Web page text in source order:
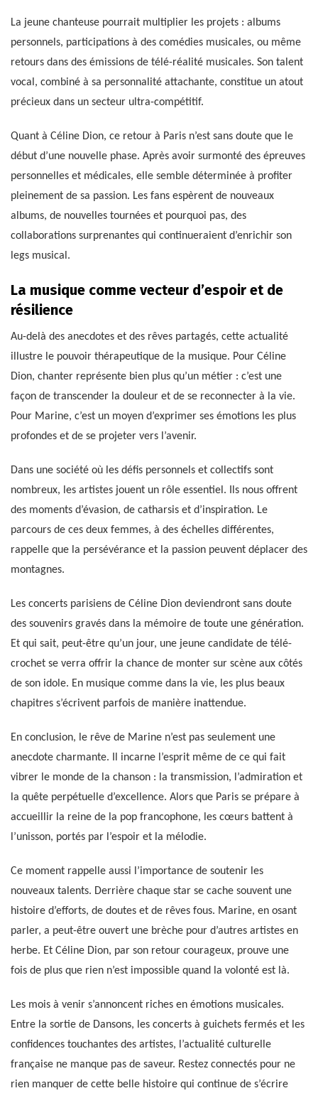
La jeune chanteuse pourrait multiplier les projets : albums
personnels, participations à des comédies musicales, ou même
retours dans des émissions de télé-réalité musicales. Son talent
vocal, combiné à sa personnalité attachante, constitue un atout
précieux dans un secteur ultra-compétitif.
Quant à Céline Dion, ce retour à Paris n’est sans doute que le
début d’une nouvelle phase. Après avoir surmonté des épreuves
personnelles et médicales, elle semble déterminée à profiter
pleinement de sa passion. Les fans espèrent de nouveaux
albums, de nouvelles tournées et pourquoi pas, des
collaborations surprenantes qui continueraient d’enrichir son
legs musical.
La musique comme vecteur d’espoir et de
résilience
Au-delà des anecdotes et des rêves partagés, cette actualité
illustre le pouvoir thérapeutique de la musique. Pour Céline
Dion, chanter représente bien plus qu’un métier : c’est une
façon de transcender la douleur et de se reconnecter à la vie.
Pour Marine, c’est un moyen d’exprimer ses émotions les plus
profondes et de se projeter vers l’avenir.
Dans une société où les défis personnels et collectifs sont
nombreux, les artistes jouent un rôle essentiel. Ils nous offrent
des moments d’évasion, de catharsis et d’inspiration. Le
parcours de ces deux femmes, à des échelles différentes,
rappelle que la persévérance et la passion peuvent déplacer des
montagnes.
Les concerts parisiens de Céline Dion deviendront sans doute
des souvenirs gravés dans la mémoire de toute une génération.
Et qui sait, peut-être qu’un jour, une jeune candidate de télé-
crochet se verra offrir la chance de monter sur scène aux côtés
de son idole. En musique comme dans la vie, les plus beaux
chapitres s’écrivent parfois de manière inattendue.
En conclusion, le rêve de Marine n’est pas seulement une
anecdote charmante. Il incarne l’esprit même de ce qui fait
vibrer le monde de la chanson : la transmission, l’admiration et
la quête perpétuelle d’excellence. Alors que Paris se prépare à
accueillir la reine de la pop francophone, les cœurs battent à
l’unisson, portés par l’espoir et la mélodie.
Ce moment rappelle aussi l’importance de soutenir les
nouveaux talents. Derrière chaque star se cache souvent une
histoire d’efforts, de doutes et de rêves fous. Marine, en osant
parler, a peut-être ouvert une brèche pour d’autres artistes en
herbe. Et Céline Dion, par son retour courageux, prouve une
fois de plus que rien n’est impossible quand la volonté est là.
Les mois à venir s’annoncent riches en émotions musicales.
Entre la sortie de Dansons, les concerts à guichets fermés et les
confidences touchantes des artistes, l’actualité culturelle
française ne manque pas de saveur. Restez connectés pour ne
rien manquer de cette belle histoire qui continue de s’écrire